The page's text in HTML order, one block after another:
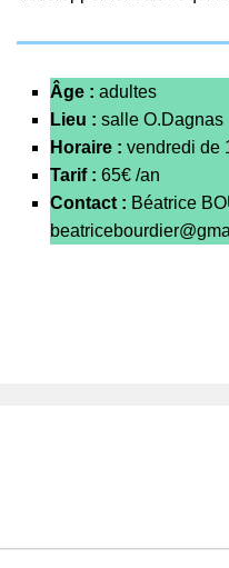
Âge : adultes
Lieu : salle O.Dagnas
Horaire : vendredi de
Tarif : 65€ /an
Contact : Béatrice